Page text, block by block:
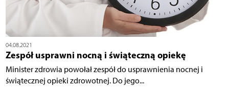
04.08.2021
Zespół usprawni nocną i świąteczną opiekę
Minister zdrowia powołał zespół do usprawnienia nocnej i
świątecznej opieki zdrowotnej. Do jego...